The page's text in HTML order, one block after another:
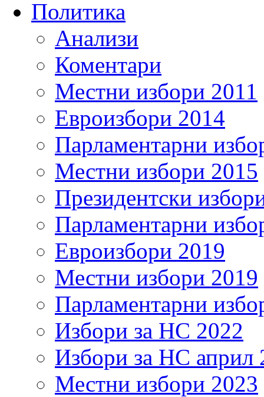
Политика
Анализи
Коментари
Местни избори 2011
Евроизбори 2014
Парламентарни
Местни избори 2015
Президентски
Парламентарни
Евроизбори 2019
Местни избори 2019
Парламентарни
Избори за НС 2022
Избори за НС април
Местни избори 2023